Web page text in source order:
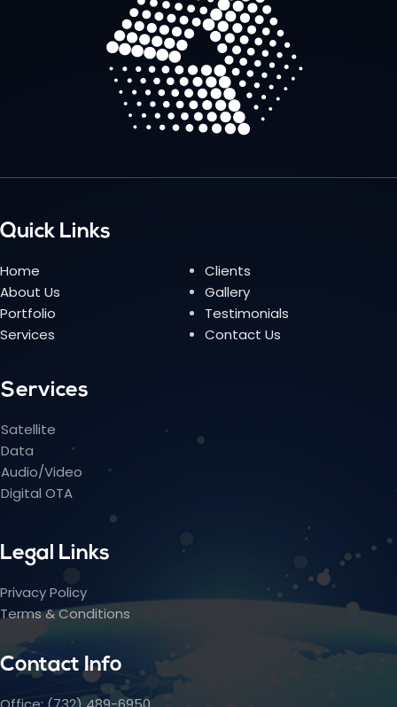
Quick Links
Home
About Us
Portfolio
Services
Clients
Gallery
Testimonials
Contact Us
Services
Satellite
Data
Audio/Video
Digital OTA
Legal Links
Privacy Policy
Terms & Conditions
Contact Info